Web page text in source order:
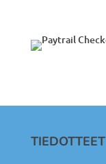
TIEDOTTEET